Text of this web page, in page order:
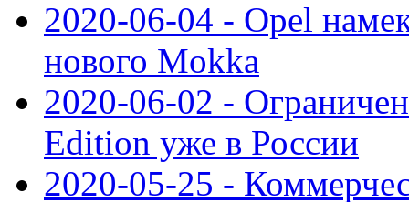
2020-06-04 - Opel
нового Mokka
2020-06-02 -
Edition уже в России
2020-05-25 -